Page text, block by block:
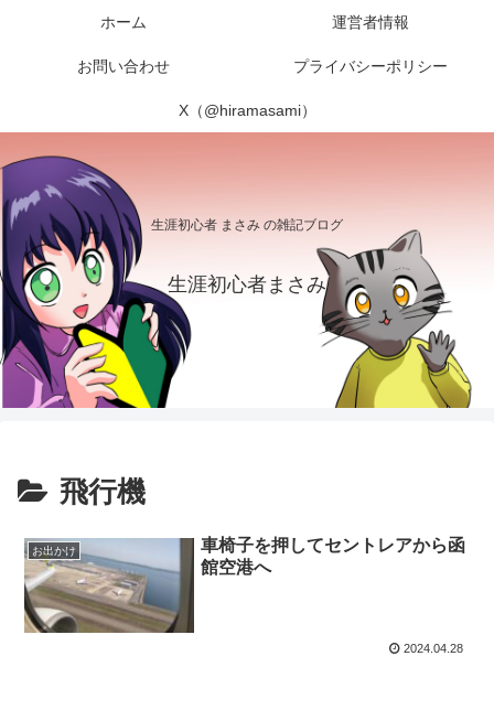
生涯初心者 まさみ の雑記ブログ
生涯初心者まさみ
ホーム 運営者情報
お問い合わせ プライバシーポリシー
X（@hiramasami）
飛行機
お出かけ
車椅子を押してセントレアから函
館空港へ
2024.04.28